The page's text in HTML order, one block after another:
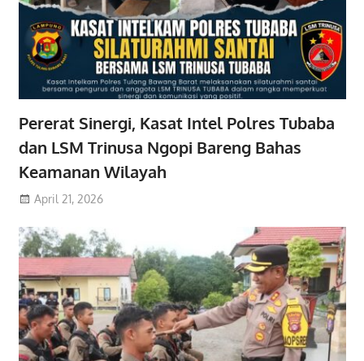
Pererat Sinergi, Kasat Intel Polres Tubaba
dan LSM Trinusa Ngopi Bareng Bahas
Keamanan Wilayah
April 21, 2026